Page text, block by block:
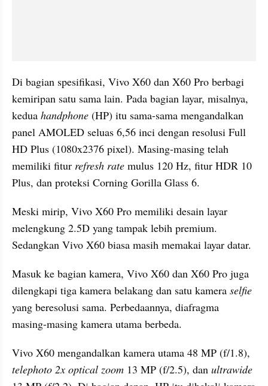
Di bagian spesifikasi, Vivo X60 dan X60 Pro berbagi
kemiripan satu sama lain. Pada bagian layar, misalnya,
kedua handphone (HP) itu sama-sama mengandalkan
panel AMOLED seluas 6,56 inci dengan resolusi Full
HD Plus (1080x2376 pixel). Masing-masing telah
memiliki fitur refresh rate mulus 120 Hz, fitur HDR 10
Plus, dan proteksi Corning Gorilla Glass 6.
Meski mirip, Vivo X60 Pro memiliki desain layar
melengkung 2.5D yang tampak lebih premium.
Sedangkan Vivo X60 biasa masih memakai layar datar.
Masuk ke bagian kamera, Vivo X60 dan X60 Pro juga
dilengkapi tiga kamera belakang dan satu kamera selfie
yang beresolusi sama. Perbedaannya, diafragma
masing-masing kamera utama berbeda.
telephoto 2x optical zoom 13 MP (f/2.5), dan ultrawide